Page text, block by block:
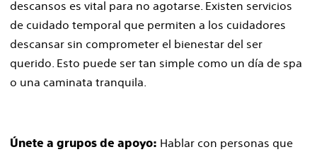
descansos es vital para no agotarse. Existen servicios
de cuidado temporal que permiten a los cuidadores
descansar sin comprometer el bienestar del ser
querido. Esto puede ser tan simple como un día de spa
o una caminata tranquila.
Únete a grupos de apoyo: Hablar con personas que